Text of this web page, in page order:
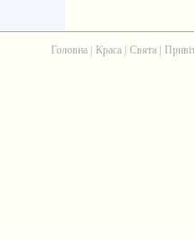
Головна| Краса| Свята|